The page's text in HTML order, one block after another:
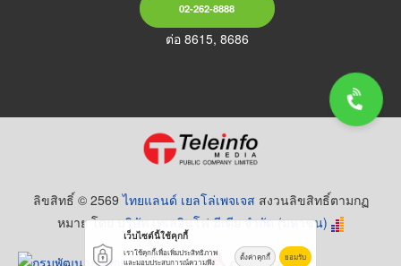
02-262-8888
ต่อ 8615, 8686
ลิขสิทธิ์ © 2569ไทยแลนด์ เยลโล่เพจเจส สงวนลิขสิทธิ์ตามกฏ
หมาย โดยบริษัท เทเลอินโฟ มีเดีย จำกัด (มหาชน)
เว็บไซต์นี้ใช้คุกกี้
เราใช้คุกกี้เพื่อเพิ่มประสิทธิภาพ
และมอบประสบการณ์ความพึง
ตั้งค่าคุกกี้ ยอมรับ